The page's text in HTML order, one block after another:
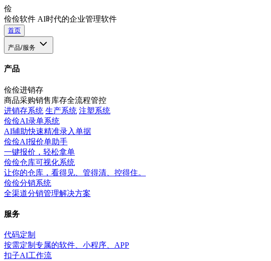
俭
俭俭软件 AI时代的企业管理软件
首页
产品/服务
产品
俭俭进销存
商品采购销售库存全流程管控
进销存系统 生产系统 注塑系统
俭俭AI录单系统
AI辅助快速精准录入单据
俭俭AI报价单助手
一键报价，轻松拿单
俭俭仓库可视化系统
让你的仓库，看得见、管得清、控得住。
俭俭分销系统
全渠道分销管理解决方案
服务
代码定制
按需定制专属的软件、小程序、APP
扣子AI工作流